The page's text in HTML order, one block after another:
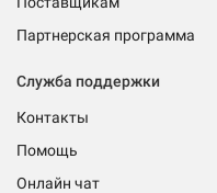
Партнерская программа
Служба поддержки
Контакты
Помощь
Онлайн чат